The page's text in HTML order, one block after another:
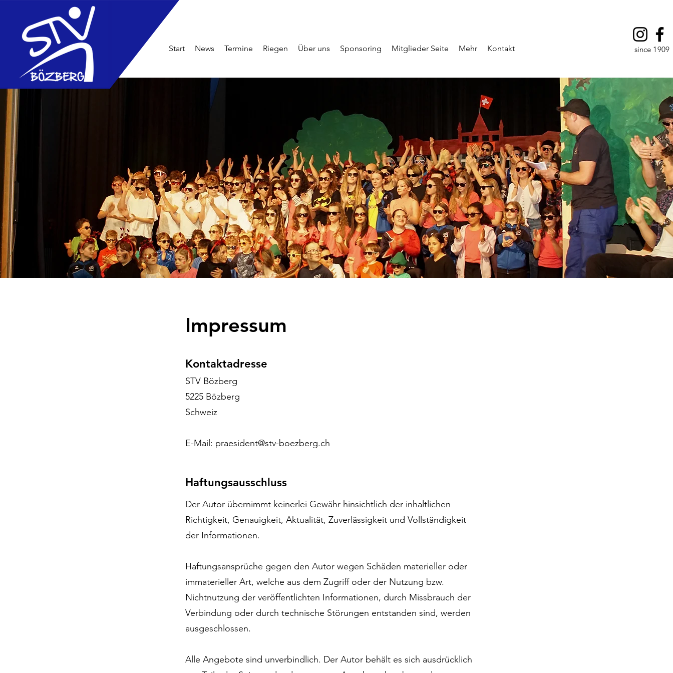
Start News Termine Riegen Über uns Sponsoring Mitglieder Seite Mehr Kontakt since 1909
Impressum
Kontaktadresse
STV Bözberg
5225 Bözberg
Schweiz
E-Mail: praesident@stv-boezberg.ch
Haftungsausschluss
Der Autor übernimmt keinerlei Gewähr hinsichtlich der inhaltlichen
Richtigkeit, Genauigkeit, Aktualität, Zuverlässigkeit und Vollständigkeit
der Informationen.
Haftungsansprüche gegen den Autor wegen Schäden materieller oder
immaterieller Art, welche aus dem Zugriff oder der Nutzung bzw.
Nichtnutzung der veröffentlichten Informationen, durch Missbrauch der
Verbindung oder durch technische Störungen entstanden sind, werden
ausgeschlossen.
Alle Angebote sind unverbindlich. Der Autor behält es sich ausdrücklich